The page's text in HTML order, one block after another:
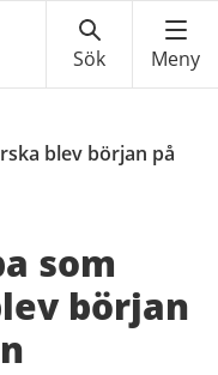
blev början på
som
början